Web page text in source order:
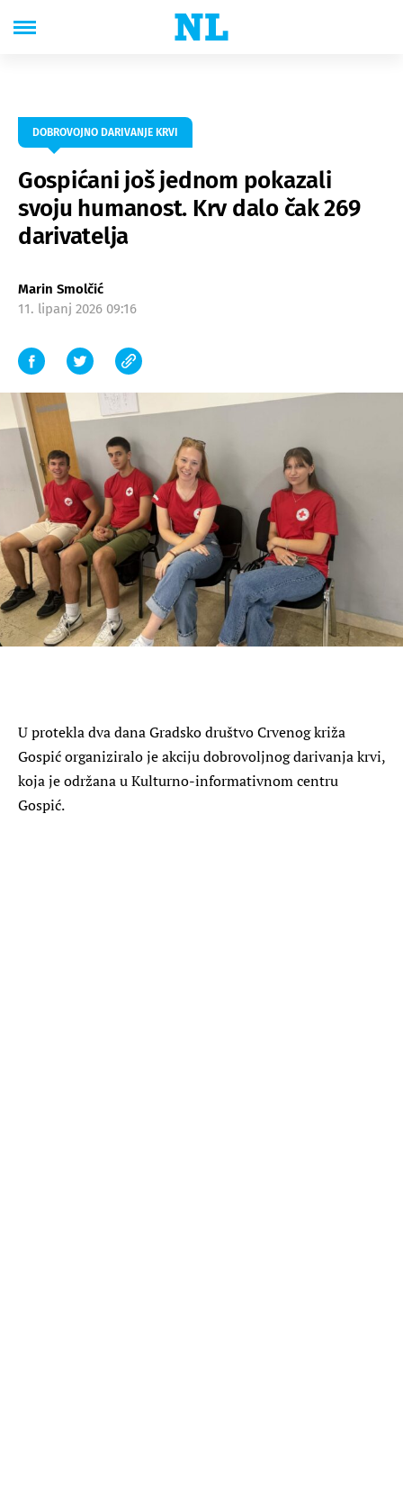
DOBROVOJNO DARIVANJE KRVI
Gospićani još jednom pokazali
svoju humanost. Krv dalo čak 269
darivatelja
Marin Smolčić
11. lipanj 2026 09:16
U protekla dva dana Gradsko društvo Crvenog križa
Gospić organiziralo je akciju dobrovoljnog darivanja krvi,
koja je održana u Kulturno-informativnom centru
Gospić.